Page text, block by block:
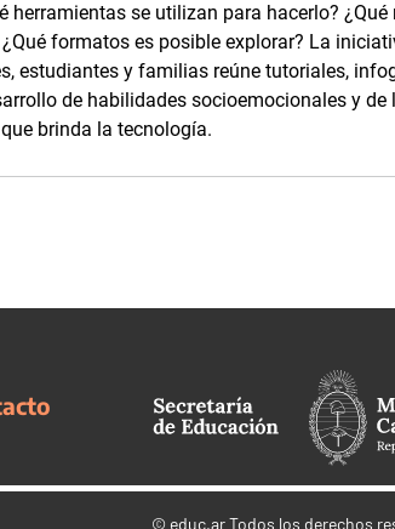
herramientas se utilizan para hacerlo? ¿Qué
formatos es posible explorar? La
estudiantes y familias reúne tutoriales,
de habilidades socioemocionales y de
brinda la tecnología.
© educ.arTodos los derechos